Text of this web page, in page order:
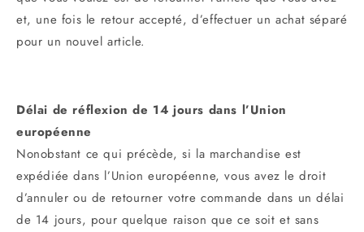
et, une fois le retour accepté, d’effectuer un achat séparé
pour un nouvel article.
Délai de réflexion de 14 jours dans l’Union
européenne
Nonobstant ce qui précède, si la marchandise est
expédiée dans l’Union européenne, vous avez le droit
d’annuler ou de retourner votre commande dans un délai
de 14 jours, pour quelque raison que ce soit et sans